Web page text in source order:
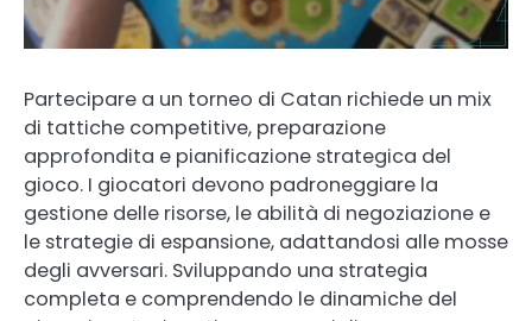
Partecipare a un torneo di Catan richiede un mix
di tattiche competitive, preparazione
approfondita e pianificazione strategica del
gioco. I giocatori devono padroneggiare la
gestione delle risorse, le abilità di negoziazione e
le strategie di espansione, adattandosi alle mosse
degli avversari. Sviluppando una strategia
completa e comprendendo le dinamiche del